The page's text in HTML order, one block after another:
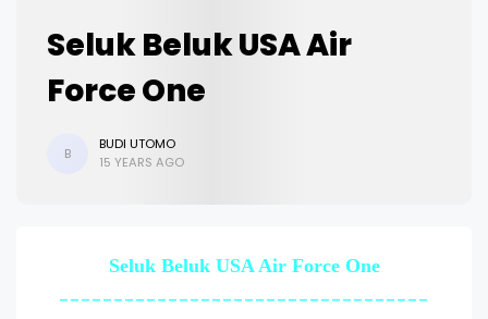
Seluk Beluk USA Air
Force One
B
BUDI UTOMO
15 YEARS AGO
Seluk Beluk USA Air Force One
----------------------------------